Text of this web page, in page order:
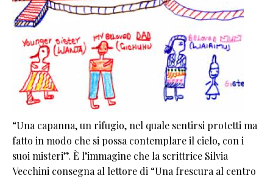
“Una capanna, un rifugio, nel quale sentirsi protetti ma
fatto in modo che si possa contemplare il cielo, con i
suoi misteri”. È l’immagine che la scrittrice Silvia
Vecchini consegna al lettore di “Una frescura al centro